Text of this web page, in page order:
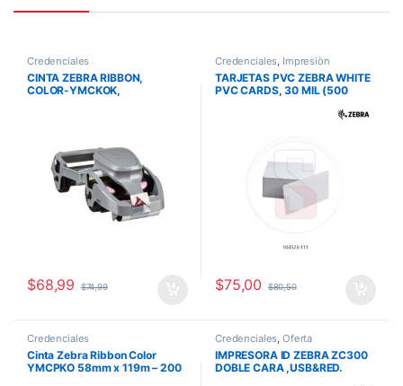
Credenciales
CINTA ZEBRA RIBBON,
COLOR-YMCKOK,
$68,99 $74,99
Credenciales, Impresiòn
TARJETAS PVC ZEBRA WHITE
PVC CARDS, 30 MIL (500
$75,00 $80,50
Credenciales
Cinta Zebra Ribbon Color
YMCPKO 58mm x 119m – 200
Credenciales,Oferta
IMPRESORA ID ZEBRA ZC300
DOBLE CARA ,USB&RED.